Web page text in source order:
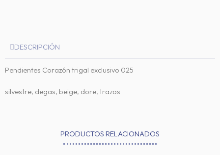
DESCRIPCIÓN
Pendientes Corazón trigal exclusivo 025
silvestre, degas, beige, dore, trazos
PRODUCTOS RELACIONADOS